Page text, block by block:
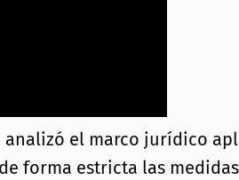
analizó el marco jurídico
forma estricta las